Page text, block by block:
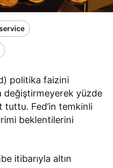
politika faizini
değiştirmeyerek yüzde
tuttu. Fed’in temkinli
beklentilerini
itibarıyla altın